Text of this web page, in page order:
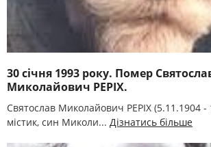
30 січня 1993 року. Помер
Миколайович РЕРІХ.
Святослав Миколайович РЕРІХ (5.11.1904 -
містик, син Миколи... Дізнатись більше